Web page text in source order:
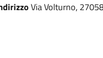
Via Volturno,